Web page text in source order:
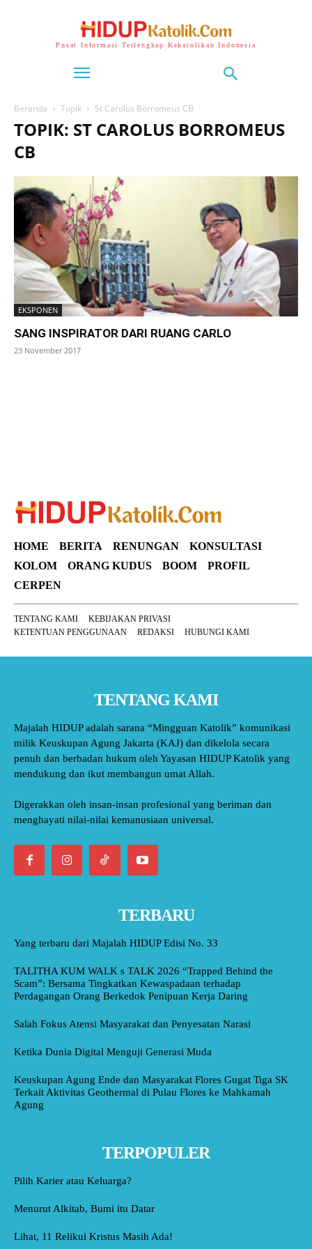
Pusat Informasi Terlengkap Kekatolikan Indonesia
Beranda Topik St Carolus Borromeus CB
TOPIK: ST CAROLUS BORROMEUS
CB
EKSPONEN
SANG INSPIRATOR DARI RUANG CARLO
23 November 2017
HOME BERITA RENUNGAN
KONSULTASI
KOLOM
ORANG KUDUS BOOM
PROFIL
CERPEN
TENTANG KAMI
KEBIJAKAN PRIVASI
KETENTUAN PENGGUNAAN
REDAKSI HUBUNGI KAMI
TENTANG KAMI
Majalah HIDUP adalah sarana “Mingguan Katolik” komunikasi
milik Keuskupan Agung Jakarta (KAJ) dan dikelola secara
penuh dan berbadan hukum oleh Yayasan HIDUP Katolik yang
mendukung dan ikut membangun umat Allah.
Digerakkan oleh insan-insan profesional yang beriman dan
menghayati nilai-nilai kemanusiaan universal.
TERBARU
Yang terbaru dari Majalah HIDUP Edisi No. 33
TALITHA KUM WALK s TALK 2026 “Trapped Behind the
Scam”: Bersama Tingkatkan Kewaspadaan terhadap
Perdagangan Orang Berkedok Penipuan Kerja Daring
Salah Fokus Atensi Masyarakat dan Penyesatan Narasi
Ketika Dunia Digital Menguji Generasi Muda
Keuskupan Agung Ende dan Masyarakat Flores Gugat Tiga SK
Terkait Aktivitas Geothermal di Pulau Flores ke Mahkamah
Agung
TERPOPULER
Pilih Karier atau Keluarga?
Menurut Alkitab, Bumi itu Datar
Lihat, 11 Relikui Kristus Masih Ada!